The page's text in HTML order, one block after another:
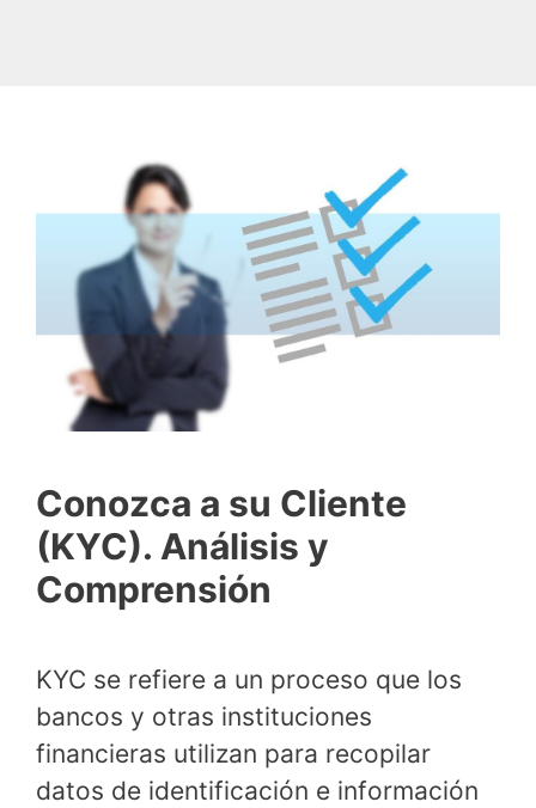
Conozca a su Cliente
(KYC). Análisis y
Comprensión
KYC se refiere a un proceso que los
bancos y otras instituciones
financieras utilizan para recopilar
datos de identificación e información